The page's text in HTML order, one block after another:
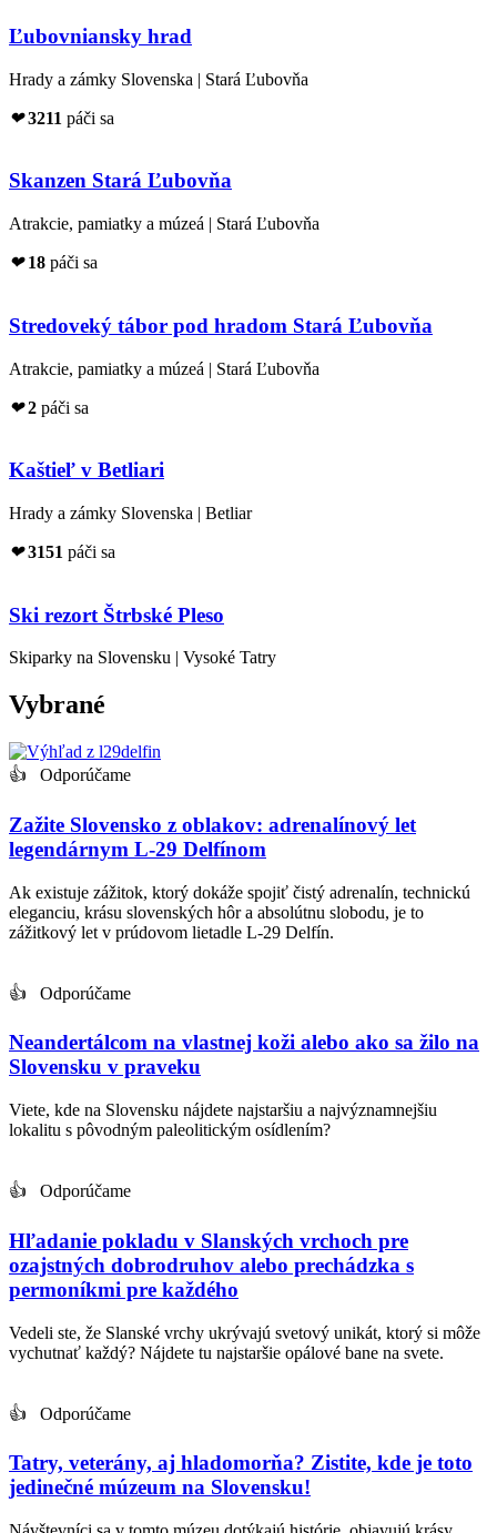
Ľubovniansky hrad
Hrady a zámky Slovenska | Stará Ľubovňa
❤ 3211 páči sa
Skanzen Stará Ľubovňa
Atrakcie, pamiatky a múzeá | Stará Ľubovňa
❤ 18 páči sa
Stredoveký tábor pod hradom Stará Ľubovňa
Atrakcie, pamiatky a múzeá | Stará Ľubovňa
❤ 2 páči sa
Kaštieľ v Betliari
Hrady a zámky Slovenska | Betliar
❤ 3151 páči sa
Ski rezort Štrbské Pleso
Skiparky na Slovensku | Vysoké Tatry
Vybrané
👍 Odporúčame
Zažite Slovensko z oblakov: adrenalínový let
legendárnym L-29 Delfínom
Ak existuje zážitok, ktorý dokáže spojiť čistý adrenalín, technickú
eleganciu, krásu slovenských hôr a absolútnu slobodu, je to
zážitkový let v prúdovom lietadle L-29 Delfín.
👍 Odporúčame
Neandertálcom na vlastnej koži alebo ako sa žilo na
Slovensku v praveku
Viete, kde na Slovensku nájdete najstaršiu a najvýznamnejšiu
lokalitu s pôvodným paleolitickým osídlením?
👍 Odporúčame
Hľadanie pokladu v Slanských vrchoch pre
ozajstných dobrodruhov alebo prechádzka s
permoníkmi pre každého
Vedeli ste, že Slanské vrchy ukrývajú svetový unikát, ktorý si môže
vychutnať každý? Nájdete tu najstaršie opálové bane na svete.
👍 Odporúčame
Tatry, veterány, aj hladomorňa? Zistite, kde je toto
jedinečné múzeum na Slovensku!